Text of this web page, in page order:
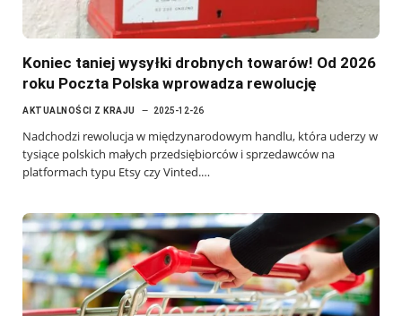
Koniec taniej wysyłki drobnych towarów! Od 2026
roku Poczta Polska wprowadza rewolucję
AKTUALNOŚCI Z KRAJU 2025-12-26
Nadchodzi rewolucja w międzynarodowym handlu, która uderzy w
tysiące polskich małych przedsiębiorców i sprzedawców na
platformach typu Etsy czy Vinted.…